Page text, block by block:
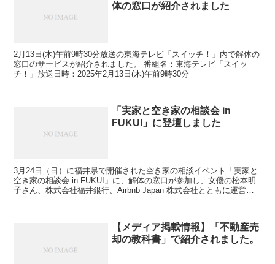
体の窓口が紹介されました
2月13日(木)午前9時30分放送の東海テレビ「スイッチ！」内で解体の
窓口のサービスが紹介されました。 番組名：東海テレビ「スイッ
チ！」放送日時：2025年2月13日(木)午前9時30分
「実家と空き家の相談会 in
FUKUI」に登壇しました
3月24日（日）に福井県で開催された空き家の相談イベント「実家と
空き家の相談会 in FUKUI」に、解体の窓口が参加し、女優の松本明
子さん、株式会社福井銀行、Airbnb Japan 株式会社とともに運営会
【メディア掲載情報】「不動産売
却の教科書」で紹介されました。